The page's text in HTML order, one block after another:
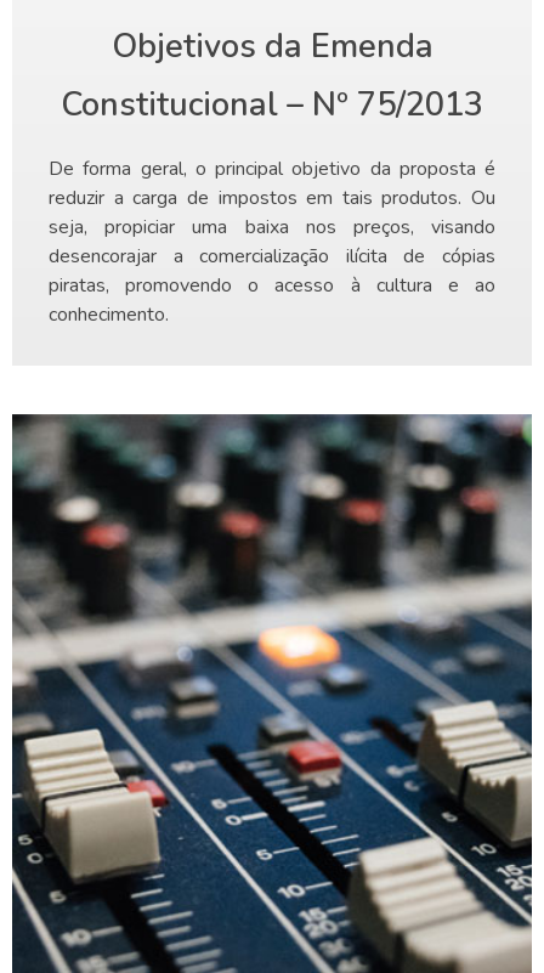
Objetivos da Emenda
Constitucional – Nº 75/2013
De forma geral, o principal objetivo da proposta é
reduzir a carga de impostos em tais produtos. Ou
seja, propiciar uma baixa nos preços, visando
desencorajar a comercialização ilícita de cópias
piratas, promovendo o acesso à cultura e ao
conhecimento.